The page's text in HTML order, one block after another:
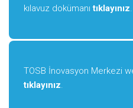
kılavuz dokümanıtıklayınız.
TOSB İnovasyon Merkezi
tıklayınız.